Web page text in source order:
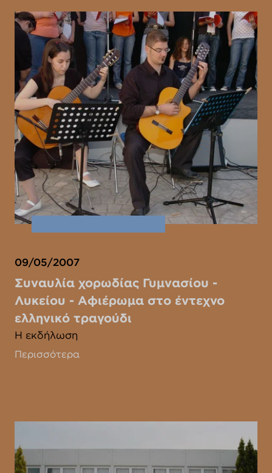
09/05/2007
Συναυλία χορωδίας Γυμνασίου -
Λυκείου - Αφιέρωμα στο έντεχνο
ελληνικό τραγούδι
Η εκδήλωση
Περισσότερα